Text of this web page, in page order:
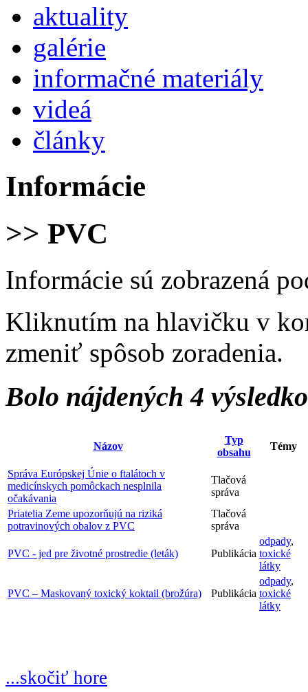
aktuality
galérie
informačné materiály
videá
články
Informácie
>> PVC
Informácie sú zobrazená
Kliknutím na hlavičku v
zmeniť spôsob zoradenia.
Bolo nájdených 4
Názov
Typ
obsahu
Témy
Správa Európskej Únie o ftalátoch v
medicínskych pomôckach nesplnila
očakávania
Tlačová
správa
Priatelia Zeme upozorňujú na riziká
potravinových obalov z PVC
Tlačová
správa
PVC - jed pre životné prostredie (leták) Publikácia
odpady,
toxické
látky
PVC – Maskovaný toxický koktail (brožúra) Publikácia
odpady,
toxické
látky
...skočiť hore